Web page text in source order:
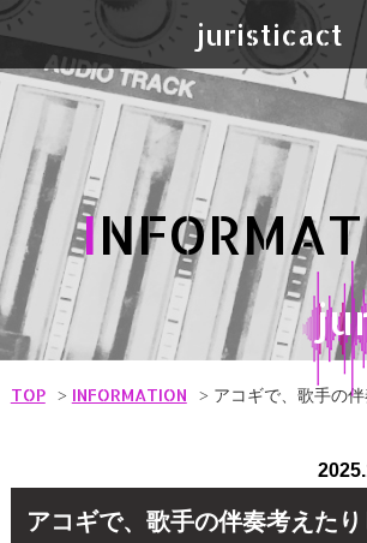
juristicact
I
TOP INFORMATION アコギで、歌手の伴
アコギで、歌手の伴奏考えたり